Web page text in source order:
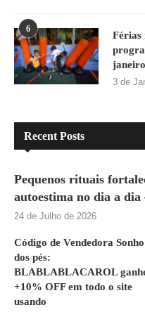
6
Férias
janeiro
3 de
Recent Posts
Pequenos rituais
autoestima no dia a dia
24 de Julho de 2026
Código de Vendedora Sonho
dos pés:
BLABLABLACAROL
+10% OFF em todo o site
usando